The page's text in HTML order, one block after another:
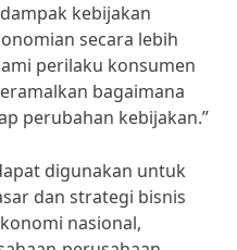
kebijakan
secara lebih
perilaku konsumen
bagaimana
perubahan kebijakan.”
digunakan untuk
dan strategi bisnis
nasional,